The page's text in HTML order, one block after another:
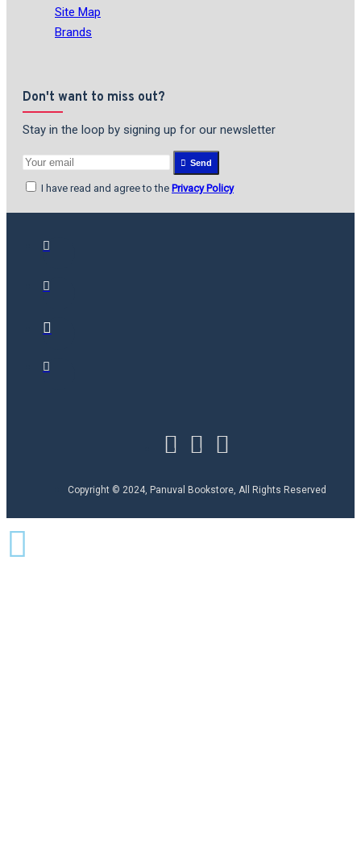
Site Map
Brands
Don't want to miss out?
Stay in the loop by signing up for our newsletter
Send
I have read and agree to the Privacy Policy
Copyright © 2024, Panuval Bookstore, All Rights Reserved